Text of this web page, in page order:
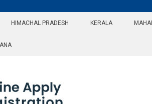
HIMACHAL PRADESH KERALA